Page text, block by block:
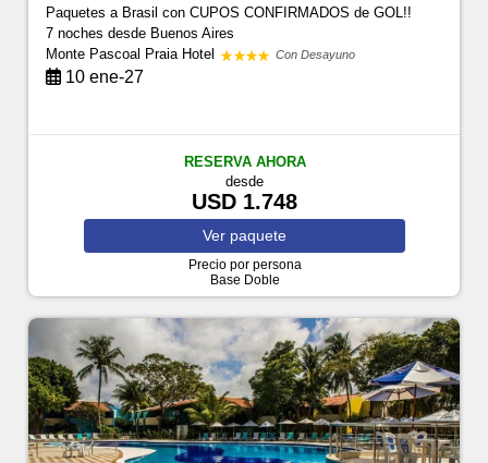
Paquetes a Brasil con CUPOS CONFIRMADOS de GOL!!
7 nochesdesde Buenos Aires
Monte Pascoal Praia Hotel
Con Desayuno
10 ene-27
RESERVA AHORA
desde
USD 1.748
Ver paquete
Precio por persona
Base Doble